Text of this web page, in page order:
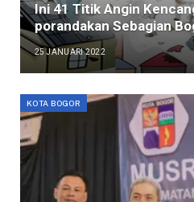
Ini 41 Titik Angin
porandakan Sebagian
25 JANUARI 2022
KOTA BOGOR